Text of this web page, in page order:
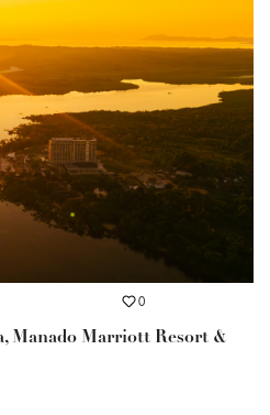
0
Manado Marriott Resort &